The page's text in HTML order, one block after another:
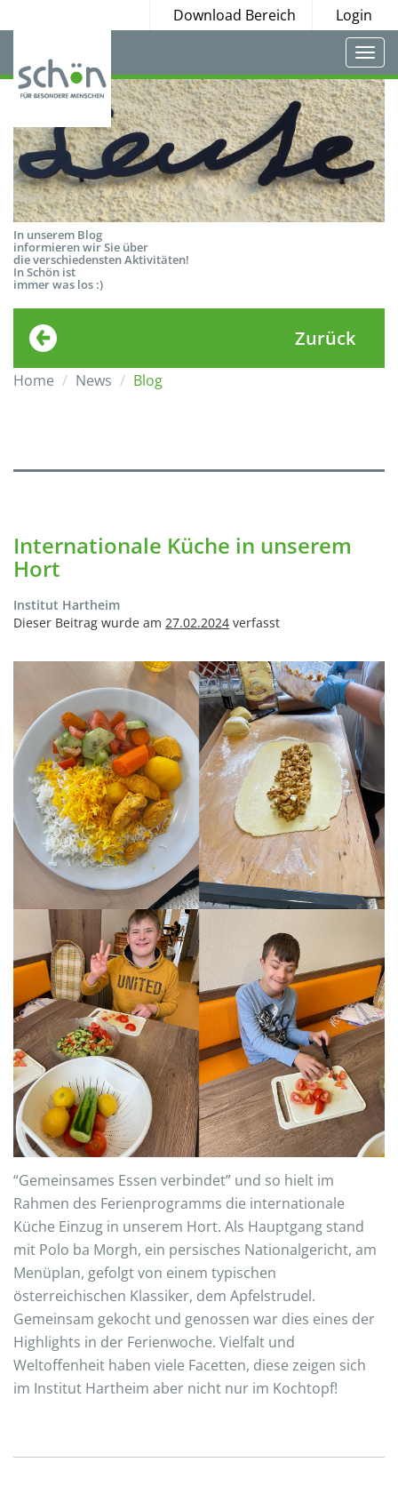
Download Bereich Login
In unserem Blog
informieren wir Sie über
die verschiedensten Aktivitäten!
In Schön ist
immer was los :)
Zurück
Home News Blog
Internationale Küche in unserem
Hort
Institut Hartheim
Dieser Beitrag wurde am 27.02.2024 verfasst
“Gemeinsames Essen verbindet” und so hielt im
Rahmen des Ferienprogramms die internationale
Küche Einzug in unserem Hort. Als Hauptgang stand
mit Polo ba Morgh, ein persisches Nationalgericht, am
Menüplan, gefolgt von einem typischen
österreichischen Klassiker, dem Apfelstrudel.
Gemeinsam gekocht und genossen war dies eines der
Highlights in der Ferienwoche. Vielfalt und
Weltoffenheit haben viele Facetten, diese zeigen sich
im Institut Hartheim aber nicht nur im Kochtopf!